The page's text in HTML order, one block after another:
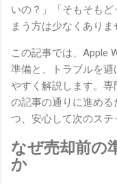
いの？」「そもそも
まう方は少なくありま
この記事では、Apple
準備と、トラブルを避
やすく解説します。専
の記事の通りに進め
つ、安心して次のステ
なぜ売却前の
か